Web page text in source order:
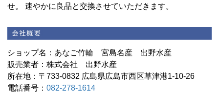
せ。 速やかに良品と交換させていただきます。
ショップ名：あなご竹輪 宮島名産 出野水産
販売業者：株式会社 出野水産
所在地：〒733-0832 広島県広島市西区草津港1-10-26
電話番号： 082-278-1614